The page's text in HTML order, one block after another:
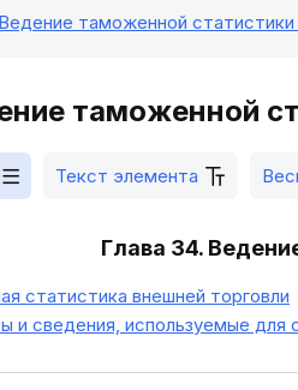
таможенной
таможенной
Текст элемента
Глава 34.
статистика внешней торговли
и сведения, используемые для